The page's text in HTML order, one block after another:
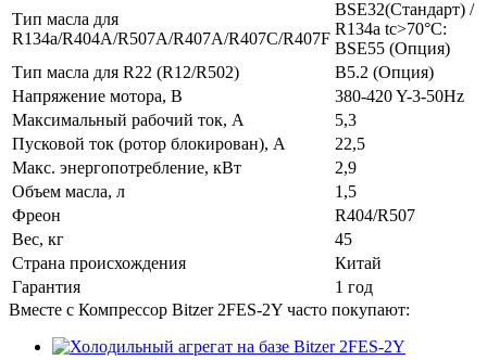
Тип масла для
R134a/R404A/R507A/R407A/R407C/R407F
BSE32(Стандарт) /
R134a tc>70°C:
BSE55 (Опция)
Тип масла для R22 (R12/R502)
B5.2 (Опция)
Напряжение мотора, В
380-420 Y-3-50Hz
Максимальный рабочий ток, А
5,3
Пусковой ток (ротор блокирован), А
22,5
Макс. энергопотребление, кВт
2,9
Объем масла, л
1,5
Фреон
R404/R507
Вес, кг
45
Страна происхождения
Китай
Гарантия
1 год
Вместе с Компрессор Bitzer 2FES-2Y часто покупают: